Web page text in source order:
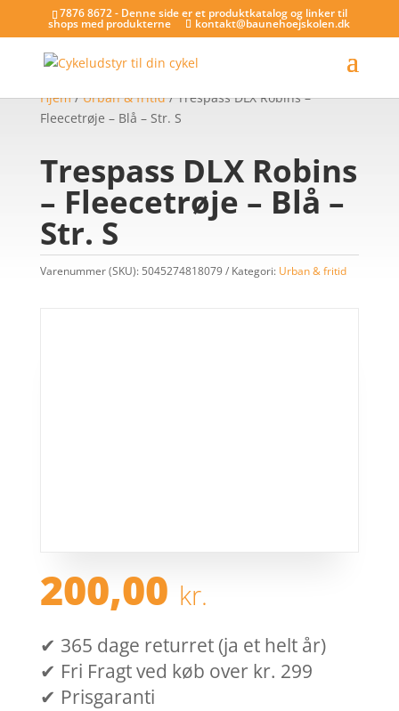
7876 8672 - Denne side er et produktkatalog og linker til
shops med produkterne kontakt@baunehoejskolen.dk
Hjem/Urban & fritid/ Trespass DLX Robins –
Fleecetrøje – Blå – Str. S
Trespass DLX Robins
– Fleecetrøje – Blå –
Str. S
Varenummer (SKU): 5045274818079 Kategori: Urban & fritid
200,00 kr.
✔ 365 dage returret (ja et helt år)
✔ Fri Fragt ved køb over kr. 299
✔ Prisgaranti